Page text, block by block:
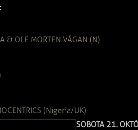
& OLE MORTEN VÅGAN (N)
(Nigeria/UK)
SOBOTA 21.